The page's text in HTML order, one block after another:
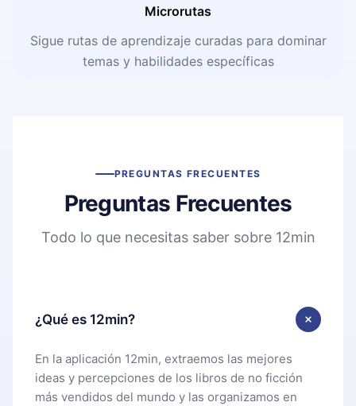
Microrutas
Sigue rutas de aprendizaje curadas para dominar
temas y habilidades específicas
PREGUNTAS FRECUENTES
Preguntas Frecuentes
Todo lo que necesitas saber sobre 12min
¿Qué es 12min?
En la aplicación 12min, extraemos las mejores
ideas y percepciones de los libros de no ficción
más vendidos del mundo y las organizamos en